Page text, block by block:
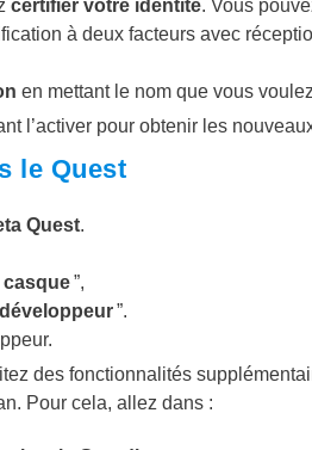
certifier votre identité. Vous
à deux facteurs avec
en mettant le nom que vous
l’activer pour obtenir les
le Quest
Quest.
casque”,
”.
des fonctionnalités
Pour cela, allez dans :